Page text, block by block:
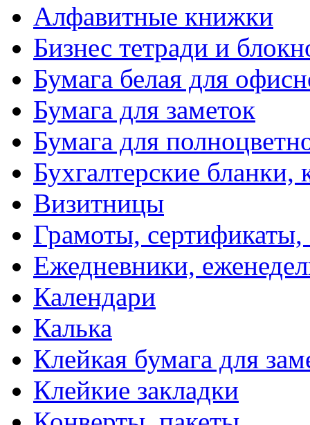
Алфавитные книжки
Бизнес тетради и
Бумага белая для
Бумага для заметок
Бумага для
Бухгалтерские бланки,
Визитницы
Грамоты,
Ежедневники,
Календари
Калька
Клейкая бумага для
Клейкие закладки